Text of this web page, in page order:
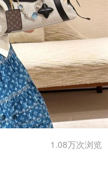
1.08万次浏览